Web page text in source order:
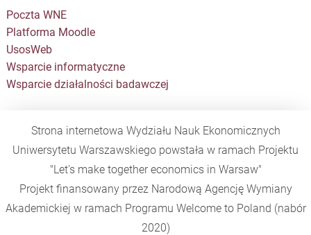
Poczta WNE
Platforma Moodle
UsosWeb
Wsparcie informatyczne
Wsparcie działalności badawczej
Strona internetowa Wydziału Nauk Ekonomicznych
Uniwersytetu Warszawskiego powstała w ramach Projektu
"Let's make together economics in Warsaw"
Projekt finansowany przez Narodową Agencję Wymiany
Akademickiej w ramach Programu Welcome to Poland (nabór
2020)